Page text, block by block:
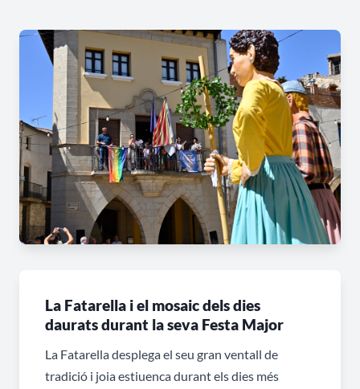
La Fatarella i el mosaic dels dies
daurats durant la seva Festa Major
La Fatarella desplega el seu gran ventall de
tradició i joia estiuenca durant els dies més